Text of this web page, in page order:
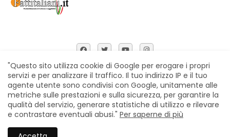
Home Chi siamo Contatti
Privacy Policy
Segnalazioni
All Right Reserved Copyright © Fattitaliani
"Questo sito utilizza cookie di Google per erogare i propri
servizi e per analizzare il traffico. Il tuo indirizzo IP e il tuo
agente utente sono condivisi con Google, unitamente alle
metriche sulle prestazioni e sulla sicurezza, per garantire la
qualità del servizio, generare statistiche di utilizzo e rilevare
e contrastare eventuali abusi." Per saperne di più